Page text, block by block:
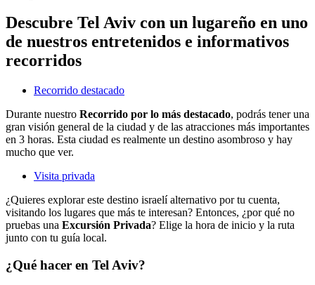
Descubre Tel Aviv con un lugareño en uno
de nuestros entretenidos e informativos
recorridos
Recorrido destacado
Durante nuestro Recorrido por lo más destacado, podrás tener una
gran visión general de la ciudad y de las atracciones más importantes
en 3 horas. Esta ciudad es realmente un destino asombroso y hay
mucho que ver.
Visita privada
¿Quieres explorar este destino israelí alternativo por tu cuenta,
visitando los lugares que más te interesan? Entonces, ¿por qué no
pruebas una Excursión Privada? Elige la hora de inicio y la ruta
junto con tu guía local.
¿Qué hacer en Tel Aviv?